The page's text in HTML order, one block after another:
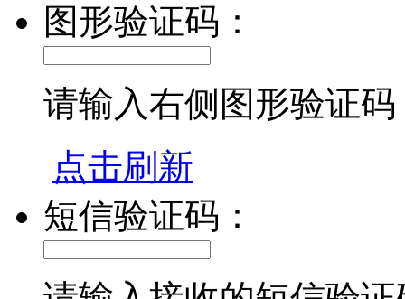
图形验证码：
请输入右侧图形验证码
点击刷新
短信验证码：